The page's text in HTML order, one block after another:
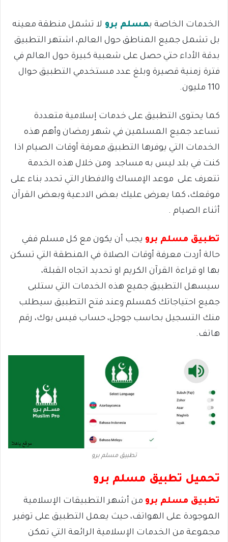
الخدمات الخاصة بمسلم برو لا تشمل منطقة معينه
بل تشمل جميع المناطق حول العالم، اشتهر التطبيق
بدقة الأداء حتي حصل على شعبية كبيرة حول العالم في
فترة زمنية قصيرة وبلغ عدد مستخدمي التطبيق حوال
110 مليون.
كما يحتوى التطبيق على خدمات إسلامية متعددة
تساعد جميع المسلمين في شهر رمضان وأهم هذه
الخدمات التي يوفرها التطبيق معرفة أوقات الصيام اذا
كنت في بلد ليس به مساجد ومن خلال هذه الخدمة
تتعرف على موعد الإمساك والافطار التي تحدد بناء على
موقعك، كما يعرض عليك بعض الادعية وبعض القرآن
أثناء الصيام .
تطبيق مسلم برو يجب أن يكون مع كل مسلم ففي
حالة أردت معرفة أوقات الصلاة في المنطقة التي تسكن
بها او قراءة القرآن الكريم او تحديد اتجاه القبلة،
سيسهل التطبيق جميع هذه الخدمات التي ستلبى
جميع احتياجاتك كمسلم وعند فتح التطبيق سيطلب
منك التسجيل بحاسب جوجل، حساب فيس بوك، رقم
هاتف.
تطبيق مسلم برو
تحميل تطبيق مسلم برو
تطبيق مسلم برو من أشهر التطبيقات الإسلامية
الموجودة على الهواتف، حيث يعمل التطبيق على توفير
مجموعة من الخدمات الإسلامية الرائعة التي تمكن